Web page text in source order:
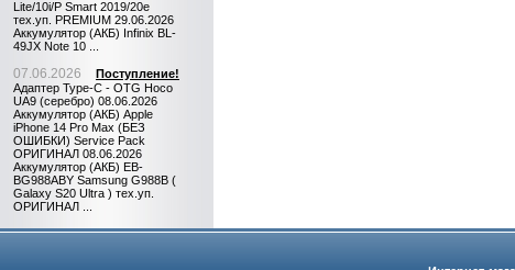
Lite/10i/P Smart 2019/20e
тех.уп. PREMIUM 29.06.2026
Аккумулятор (АКБ) Infinix BL-
49JX Note 10 ...
07.06.2026
Поступление!
Адаптер Type-C - OTG Hoco
UA9 (серебро) 08.06.2026
Аккумулятор (АКБ) Apple
iPhone 14 Pro Max (БЕЗ
ОШИБКИ) Service Pack
ОРИГИНАЛ 08.06.2026
Аккумулятор (АКБ) EB-
BG988ABY Samsung G988B (
Galaxy S20 Ultra ) тех.уп.
ОРИГИНАЛ ...